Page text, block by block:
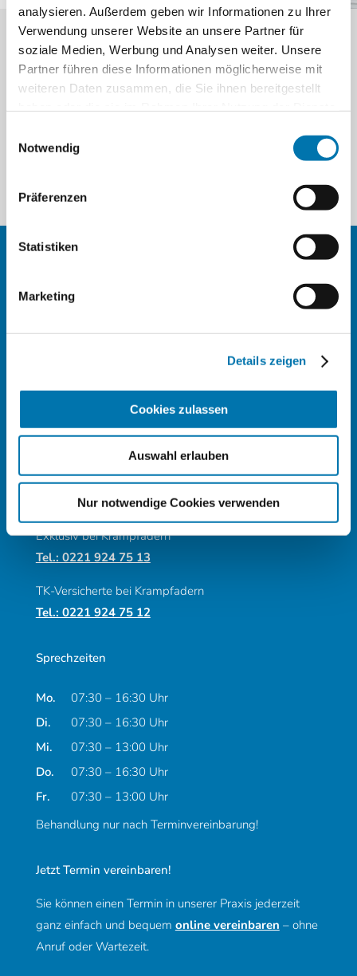
analysieren. Außerdem geben wir Informationen zu Ihrer
Verwendung unserer Website an unsere Partner für
soziale Medien, Werbung und Analysen weiter. Unsere
Partner führen diese Informationen möglicherweise mit
weiteren Daten zusammen, die Sie ihnen bereitgestellt
Cookies, wenn Sie unsere Webseite weiterhin nutzen.
Notwendig
Präferenzen
Statistiken
Marketing
Details zeigen
Cookies zulassen
Auswahl erlauben
Nur notwendige Cookies verwenden
JETZT BERATUNGSTERMIN
VEREINBAREN!
Sie können einen Termin in unserer Praxis jederzeit ganz
oder Wartezeit.
UDOLFPLATZ
Praxis allgemein
Tel.: 0221 924 75 0
Exklusiv bei Krampfadern
Tel.: 0221 924 75 13
TK-Versicherte bei Krampfadern
Tel.: 0221 924 75 12
Sprechzeiten
Mo.Montag
07:30 – 16:30 Uhr
Di.Dienstag
07:30 – 16:30 Uhr
Mi.Mittwoch
07:30 – 13:00 Uhr
Do.Donnerstag
07:30 – 16:30 Uhr
Fr.Freitag07:30 – 13:00 Uhr
Behandlung nur nach Terminvereinbarung!
Jetzt Termin vereinbaren!
Sie können einen Termin in unserer Praxis jederzeit
ganz einfach und bequem online vereinbaren – ohne
Anruf oder Wartezeit.